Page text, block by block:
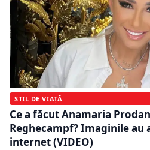
STIL DE VIAȚĂ
Ce a făcut Anamaria
Reghecampf? Imaginile au
internet (VIDEO)